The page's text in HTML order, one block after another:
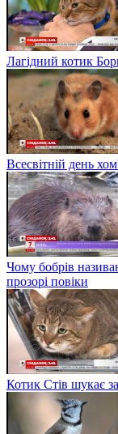
Лагідний котик
Всесвітній день
Чому бобрів
прозорі повіки
Котик Стів шукає